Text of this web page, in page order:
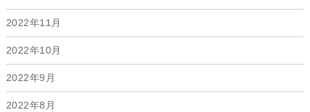
2022年11月
2022年10月
2022年9月
2022年8月